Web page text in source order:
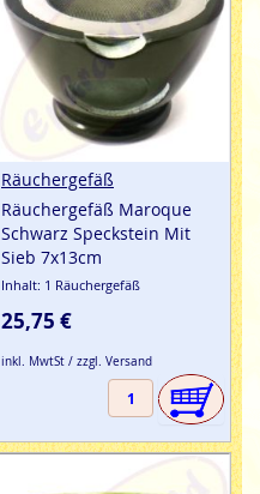
Räuchergefäß
Räuchergefäß Maroque
Schwarz Speckstein Mit
Sieb 7x13cm
Inhalt: 1 Räuchergefäß
25,75 €
inkl. MwtSt / zzgl. Versand